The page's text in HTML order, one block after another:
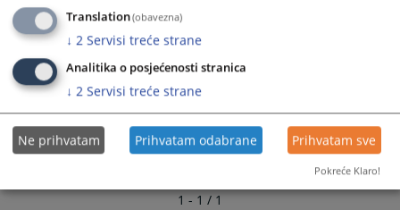
1 - 1 / 1
Translation(obavezna)
↓ 2 Servisi treće strane
Analitika o posjećenosti stranica
↓ 2 Servisi treće strane
Ne prihvatam Prihvatam odabrane Prihvatam sve
Pokreće Klaro!